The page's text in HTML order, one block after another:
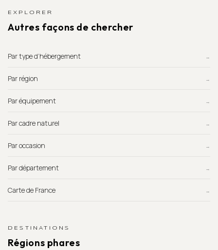
EXPLORER
Autres façons de chercher
Par type d’hébergement →
Par région →
Par équipement →
Par cadre naturel →
Par occasion →
Par département →
Carte de France →
DESTINATIONS
Régions phares